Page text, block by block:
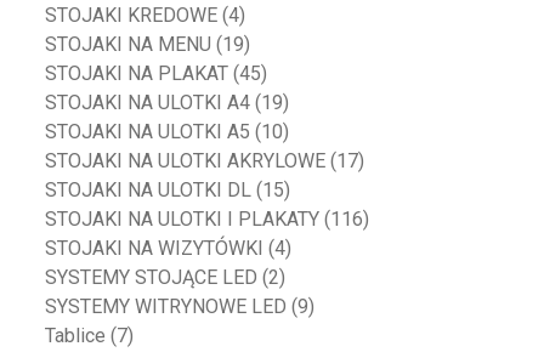
STOJAKI KREDOWE (4)
STOJAKI NA MENU (19)
STOJAKI NA PLAKAT (45)
STOJAKI NA ULOTKI A4 (19)
STOJAKI NA ULOTKI A5 (10)
STOJAKI NA ULOTKI AKRYLOWE (17)
STOJAKI NA ULOTKI DL (15)
STOJAKI NA ULOTKI I PLAKATY (116)
STOJAKI NA WIZYTÓWKI (4)
SYSTEMY STOJĄCE LED (2)
SYSTEMY WITRYNOWE LED (9)
Tablice (7)